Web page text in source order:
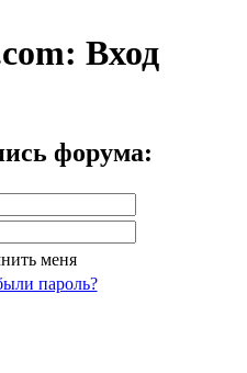
Вход
форума:
меня
пароль?